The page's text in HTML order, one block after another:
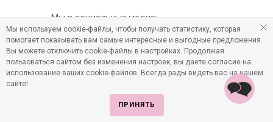
Мы в социальных медиа:
©2011-2026 Все права защищены. Интернет-магазин
Мы используем cookie-файлы, чтобы получать статистику, которая
помогает показывать вам самые интересные и выгодные предложения.
Вы можете отключить cookie-файлы в настройках. Продолжая
пользоваться сайтом без изменения настроек, вы даете согласие на
использование ваших cookie-файлов. Всегда рады видеть вас на нашем
сайте!
ПРИНЯТЬ